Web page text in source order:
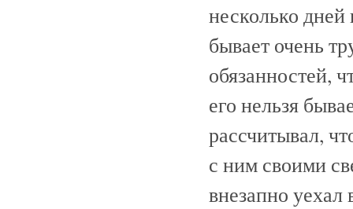
несколько дней
бывает очень
обязанностей,
его нельзя
рассчитывал,
с ним своими
внезапно уехал